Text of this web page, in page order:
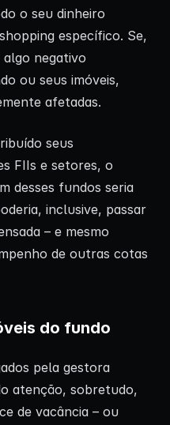
o seu dinheiro
específico. Se,
negativo
ou seus imóveis,
afetadas.
seus
FIIs e setores, o
desses fundos seria
inclusive, passar
– e mesmo
de outras cotas
do fundo
pela gestora
atenção, sobretudo,
de vacância – ou